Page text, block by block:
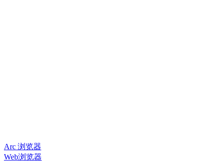
Arc 浏览器
Web浏览器